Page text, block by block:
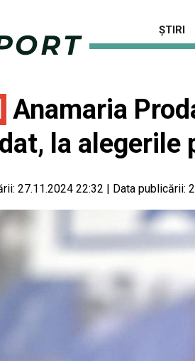
ȘTIRI
Anamaria
la alegerile
27.11.2024 22:32 | Data publicării: